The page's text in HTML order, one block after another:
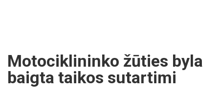
Motociklininko žūties byla
baigta taikos sutartimi